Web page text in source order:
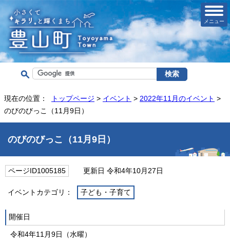
メニュー
現在の位置： トップページ > イベント > 2022年11月のイベント >
のびのびっこ（11月9日）
のびのびっこ（11月9日）
ページID1005185 更新日 令和4年10月27日
イベントカテゴリ： 子ども・子育て
開催日
令和4年11月9日（水曜）